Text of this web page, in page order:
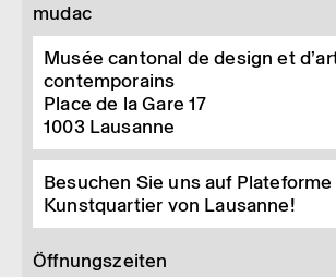
mudac
Musée cantonal de design et
contemporains
Place de la Gare 17
1003 Lausanne
Besuchen Sie uns auf Plateforme
Kunstquartier von Lausanne!
Öffnungszeiten